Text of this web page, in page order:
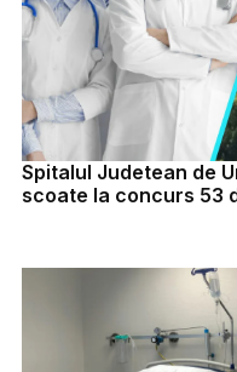
Spitalul Judetean de
scoate la concurs 53